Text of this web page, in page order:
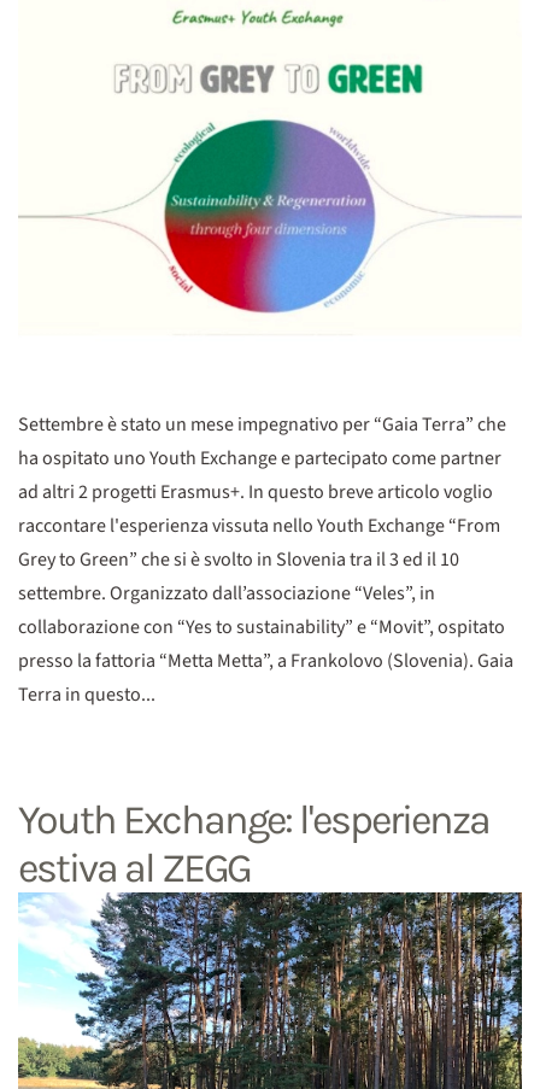
Settembre è stato un mese impegnativo per “Gaia Terra” che
ha ospitato uno Youth Exchange e partecipato come partner
ad altri 2 progetti Erasmus+. In questo breve articolo voglio
raccontare l'esperienza vissuta nello Youth Exchange “From
Grey to Green” che si è svolto in Slovenia tra il 3 ed il 10
settembre. Organizzato dall’associazione “Veles”, in
collaborazione con “Yes to sustainability” e “Movit”, ospitato
presso la fattoria “Metta Metta”, a Frankolovo (Slovenia). Gaia
Terra in questo...
Youth Exchange: l'esperienza
estiva al ZEGG